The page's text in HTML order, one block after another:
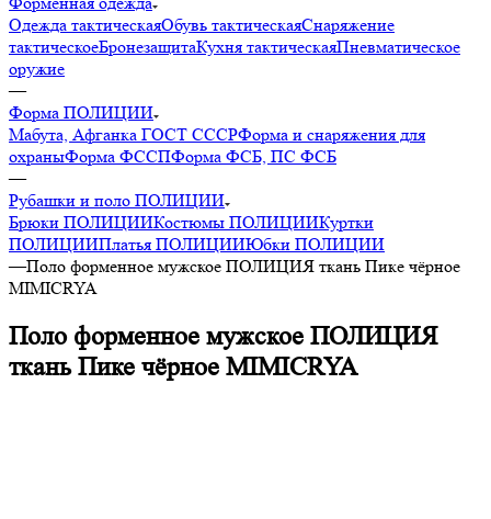
Одежда тактическаяОбувь тактическаяСнаряжение
тактическоеБронезащитаКухня тактическаяПневматическое
оружие
—
Форма ПОЛИЦИИ
Мабута, Афганка ГОСТ СССРФорма и снаряжения для
охраныФорма ФССПФорма ФСБ, ПС ФСБ
—
Рубашки и поло ПОЛИЦИИ
Брюки ПОЛИЦИИКостюмы ПОЛИЦИИКуртки
ПОЛИЦИИПлатья ПОЛИЦИИЮбки ПОЛИЦИИ
—Поло форменное мужское ПОЛИЦИЯ ткань Пике чёрное
MIMICRYA
Поло форменное мужское ПОЛИЦИЯ
ткань Пике чёрное MIMICRYA